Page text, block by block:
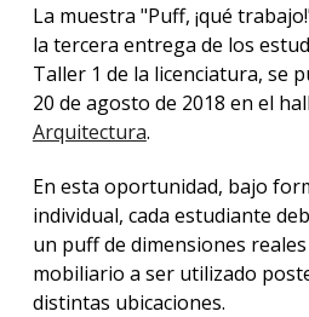
La muestra "Puff, ¡qué
la tercera entrega de los
Taller 1 de la licenciatura, se
20 de agosto de 2018 en el
Arquitectura.
En esta oportunidad, bajo
individual, cada estudiante
un puff de dimensiones
mobiliario a ser utilizado
distintas ubicaciones.